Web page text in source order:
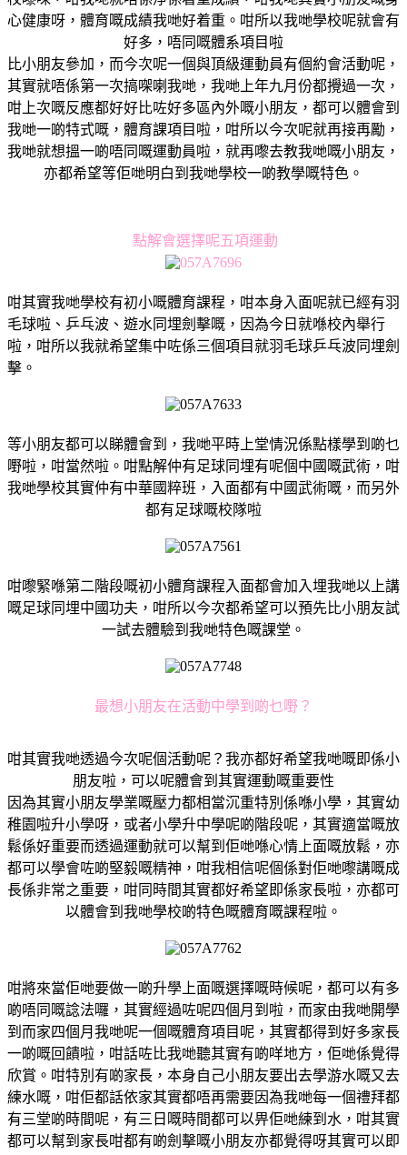
心健康呀，體育嘅成績我哋好着重。咁所以我哋學校呢就會有
好多，唔同嘅體系項目啦
比小朋友參加，而今次呢一個與頂級運動員有個約會活動呢，
其實就唔係第一次搞㗎喇我哋，我哋上年九月份都攪過一次，
咁上次嘅反應都好好比咗好多區內外嘅小朋友，都可以體會到
我哋一啲特式嘅，體育課項目啦，咁所以今次呢就再接再勵，
我哋就想搵一啲唔同嘅運動員啦，就再嚟去教我哋嘅小朋友，
亦都希望等佢哋明白到我哋學校一啲教學嘅特色。
點解會選擇呢五項運動
咁其實我哋學校有初小嘅體育課程，咁本身入面呢就已經有羽
毛球啦、乒乓波、遊水同埋劍擊嘅，因為今日就喺校內舉行
啦，咁所以我就希望集中咗係三個項目就羽毛球乒乓波同埋劍
擊。
等小朋友都可以睇體會到，我哋平時上堂情況係點樣學到啲乜
嘢啦，咁當然啦。咁點解仲有足球同埋有呢個中國嘅武術，咁
我哋學校其實仲有中華國粹班，入面都有中國武術嘅，而另外
都有足球嘅校隊啦
咁嚟緊喺第二階段嘅初小體育課程入面都會加入埋我哋以上講
嘅足球同埋中國功夫，咁所以今次都希望可以預先比小朋友試
一試去體驗到我哋特色嘅課堂。
最想小朋友在活動中學到啲乜嘢？
咁其實我哋透過今次呢個活動呢？我亦都好希望我哋嘅即係小
朋友啦，可以呢體會到其實運動嘅重要性
因為其實小朋友學業嘅壓力都相當沉重特別係喺小學，其實幼
稚園啦升小學呀，或者小學升中學呢啲階段呢，其實適當嘅放
鬆係好重要而透過運動就可以幫到佢哋喺心情上面嘅放鬆，亦
都可以學會咗啲堅毅嘅精神，咁我相信呢個係對佢哋嚟講嘅成
長係非常之重要，咁同時間其實都好希望即係家長啦，亦都可
以體會到我哋學校啲特色嘅體育嘅課程啦。
咁將來當佢哋要做一啲升學上面嘅選擇嘅時候呢，都可以有多
啲唔同嘅諗法囉，其實經過咗呢四個月到啦，而家由我哋開學
到而家四個月我哋呢一個嘅體育項目呢，其實都得到好多家長
一啲嘅回饋啦，咁話咗比我哋聽其實有啲咩地方，佢哋係覺得
欣賞。咁特別有啲家長，本身自己小朋友要出去學游水嘅又去
練水嘅，咁佢都話依家其實都唔再需要因為我哋每一個禮拜都
有三堂啲時間呢，有三日嘅時間都可以畀佢哋練到水，咁其實
都可以幫到家長咁都有啲劍擊嘅小朋友亦都覺得呀其實可以即